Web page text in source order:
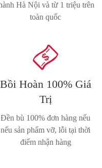
Hà Nội và từ 1 triệu trên
toàn quốc

Bồi Hoàn 100% Giá
Trị
Đền bù 100% đơn hàng nếu
nếu sản phẩm vỡ, lỗi tại thời
điểm nhận hàng